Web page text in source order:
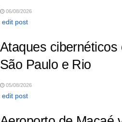
06/08/2026
edit post
Ataques
São Paulo e Rio
05/08/2026
edit post
CRIPTOECONOMIA